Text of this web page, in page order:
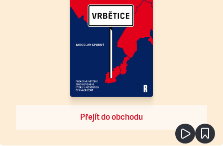
Přejít do obchodu